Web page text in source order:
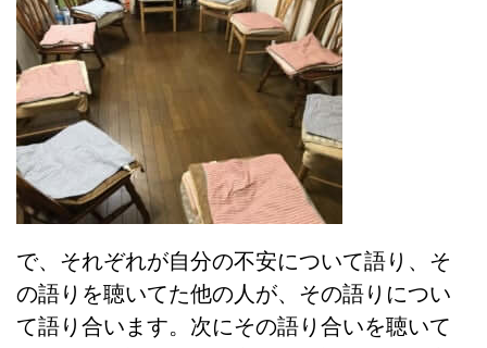
で、それぞれが自分の不安について語り、そ
の語りを聴いてた他の人が、その語りについ
て語り合います。次にその語り合いを聴いて